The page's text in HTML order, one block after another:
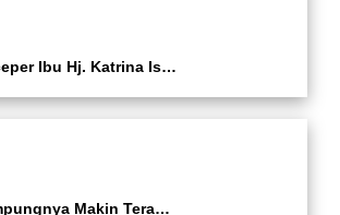
Camat Batuceper Ibu Hj. Katrina Iswandari Memberikan Arahan Dalam Kegiatan Skrining X-Ray Mobile Dan Pemberian Terapi Pencegahan Tuberkulosis Dalam Rangka Mendukung Program Kementerian Kesehatan Menurunkan Kasus Tuberkulosis (TBC). Pemerintah Kota (Pemkot
Semoga Kampungnya Makin Terang... Pemeliharaan Lampu PJU Kampung Terang Di Wilayah RT 02/05 Kelurahan Batujaya Kecamatan Batuceper Kota Tangerang Oleh Satgas Kecamatan Batuceper